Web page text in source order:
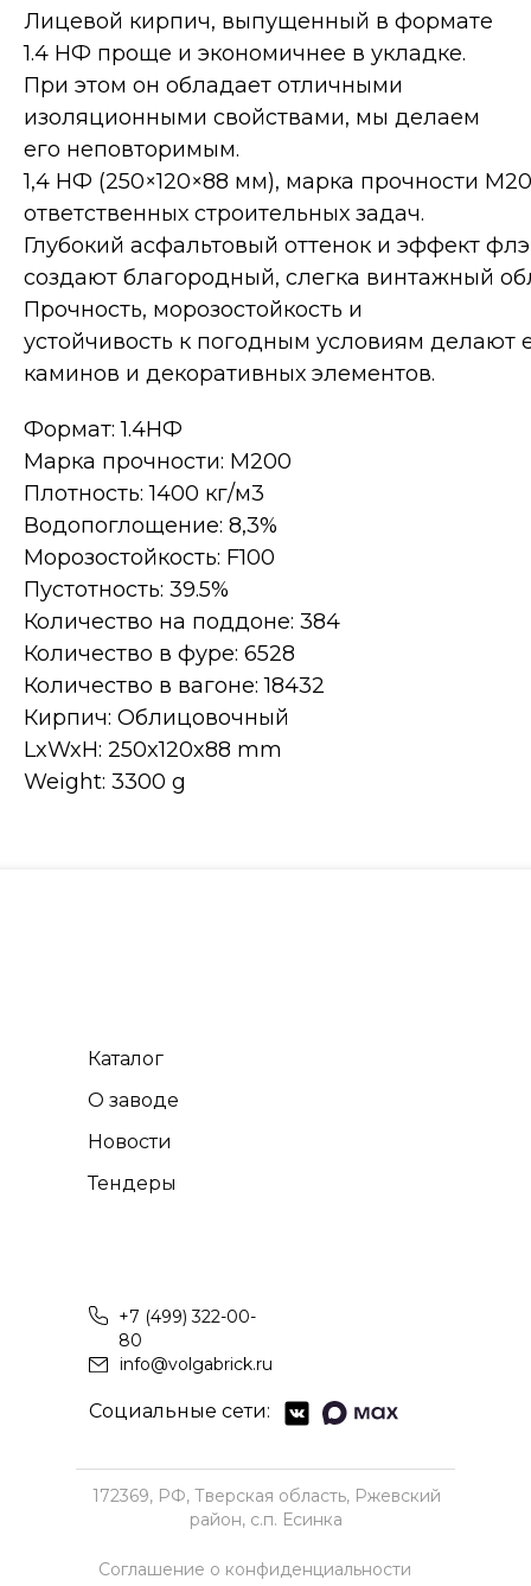
Лицевой кирпич, выпущенный в формате
1.4 НФ проще и экономичнее в укладке.
При этом он обладает отличными
изоляционными свойствами, мы делаем
его неповторимым.
1,4 НФ (250×120×88 мм), марка прочности
ответственных строительных задач.
Глубокий асфальтовый оттенок и эффект
создают благородный, слегка винтажный
Прочность, морозостойкость и
устойчивость к погодным условиям
каминов и декоративных элементов.
Формат: 1.4НФ
Марка прочности: М200
Плотность: 1400 кг/м3
Водопоглощение: 8,3%
Морозостойкость: F100
Пустотность: 39.5%
Количество на поддоне: 384
Количество в фуре: 6528
Количество в вагоне: 18432
Кирпич: Облицовочный
LxWxH: 250x120x88 mm
Weight: 3300 g
+7 (499) 322-00-
80
172369, РФ, Тверская область, Ржевский
район, с.п. Есинка
info@volgabrick.ru
Соглашение о конфиденциальности
Каталог
Тендеры
О заводе
Новости
Социальные сети: